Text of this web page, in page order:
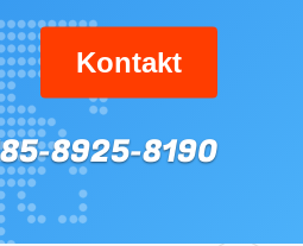
Kontakt
8925-8190